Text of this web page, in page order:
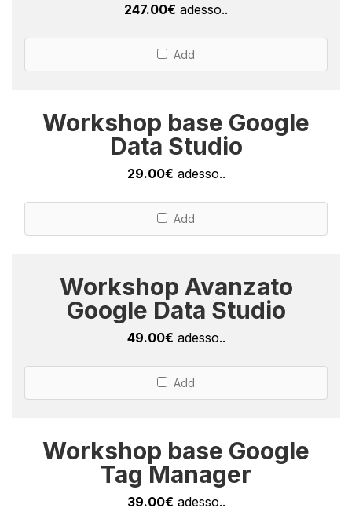
247.00€ adesso..
Add
Workshop base Google
Data Studio
29.00€ adesso..
Add
Workshop Avanzato
Google Data Studio
49.00€ adesso..
Add
Workshop base Google
Tag Manager
39.00€ adesso..